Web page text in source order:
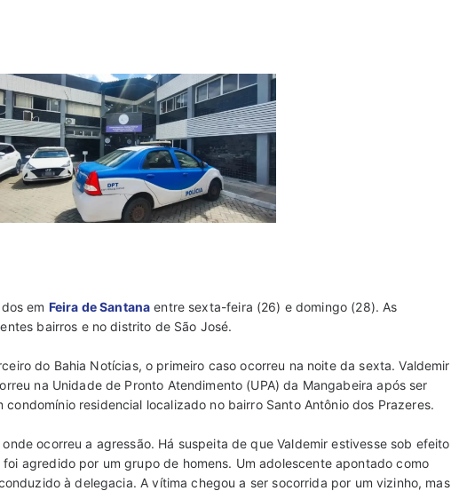
em Feira de Santana entre sexta-feira (26) e domingo (28). As
bairros e no distrito de São José.
do Bahia Notícias, o primeiro caso ocorreu na noite da sexta. Valdemir
na Unidade de Pronto Atendimento (UPA) da Mangabeira após ser
residencial localizado no bairro Santo Antônio dos Prazeres.
ocorreu a agressão. Há suspeita de que Valdemir estivesse sob efeito
agredido por um grupo de homens. Um adolescente apontado como
à delegacia. A vítima chegou a ser socorrida por um vizinho, mas